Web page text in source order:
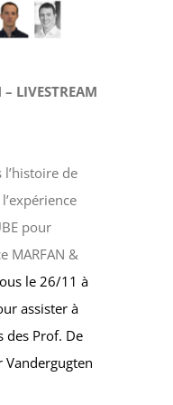
LIVESTREAM
de
pour
MARFAN &
le 26/11 à
assister à
des Prof. De
Vandergugten